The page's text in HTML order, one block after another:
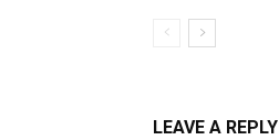
LEAVE A REPLY